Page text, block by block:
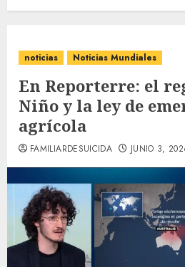
noticias Noticias Mundiales
En Reporterre: el
Niño y la ley de
agrícola
FAMILIARDESUICIDA JUNIO 3,